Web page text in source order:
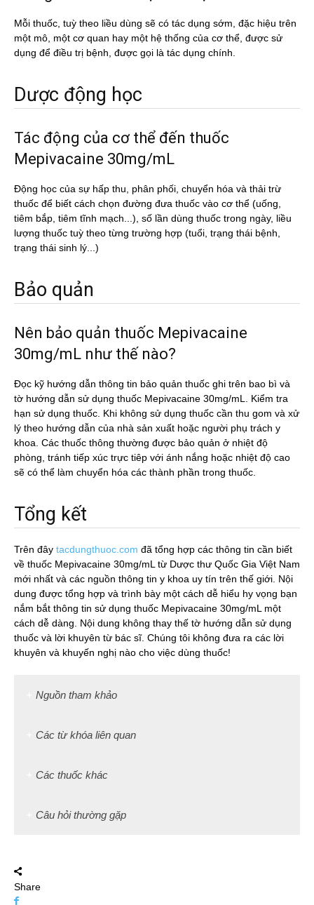
Mỗi thuốc, tuỳ theo liều dùng sẽ có tác dụng sớm, đặc hiệu trên
một mô, một cơ quan hay một hệ thống của cơ thể, được sử
dụng để điều trị bệnh, được gọi là tác dụng chính.
Dược động học
Tác động của cơ thể đến thuốc
Mepivacaine 30mg/mL
Động học của sự hấp thu, phân phối, chuyển hóa và thải trừ
thuốc để biết cách chọn đường đưa thuốc vào cơ thể (uống,
tiêm bắp, tiêm tĩnh mạch...), số lần dùng thuốc trong ngày, liều
lượng thuốc tuỳ theo từng trường hợp (tuổi, trạng thái bệnh,
trạng thái sinh lý...)
Bảo quản
Nên bảo quản thuốc Mepivacaine
30mg/mL như thế nào?
Đọc kỹ hướng dẫn thông tin bảo quản thuốc ghi trên bao bì và
tờ hướng dẫn sử dụng thuốc Mepivacaine 30mg/mL. Kiểm tra
hạn sử dụng thuốc. Khi không sử dụng thuốc cần thu gom và xử
lý theo hướng dẫn của nhà sản xuất hoặc người phụ trách y
khoa. Các thuốc thông thường được bảo quản ở nhiệt độ
phòng, tránh tiếp xúc trực tiêp với ánh nắng hoặc nhiệt độ cao
sẽ có thể làm chuyển hóa các thành phần trong thuốc.
Tổng kết
Trên đây tacdungthuoc.com đã tổng hợp các thông tin cần biết
về thuốc Mepivacaine 30mg/mL từ Dược thư Quốc Gia Việt Nam
mới nhất và các nguồn thông tin y khoa uy tín trên thế giới. Nội
dung được tổng hợp và trình bày một cách dễ hiểu hy vọng bạn
nắm bắt thông tin sử dụng thuốc Mepivacaine 30mg/mL một
cách dễ dàng. Nội dung không thay thế tờ hướng dẫn sử dụng
thuốc và lời khuyên từ bác sĩ. Chúng tôi không đưa ra các lời
khuyên và khuyến nghị nào cho việc dùng thuốc!
Nguồn tham khảo
Các từ khóa liên quan
Các thuốc khác
Câu hỏi thường gặp
Share